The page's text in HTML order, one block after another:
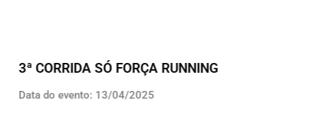
3ª CORRIDA SÓ FORÇA RUNNING
Data do evento: 13/04/2025